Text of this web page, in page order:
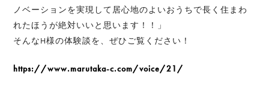
ノベーションを実現して居心地のよいおうちで長く住まわ
れたほうが絶対いいと思います！！」
そんなH様の体験談を、ぜひご覧ください！
https://www.marutaka-c.com/voice/21/